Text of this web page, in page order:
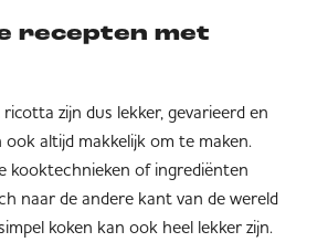
recepten met
zijn dus lekker, gevarieerd en
ook altijd makkelijk om te maken.
kooktechnieken of ingrediënten
naar de andere kant van de wereld
koken kan ook heel lekker zijn.